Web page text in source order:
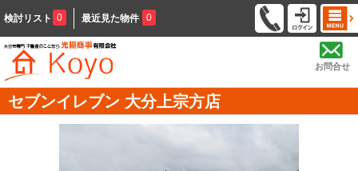
検討リスト 0 最近見た物件 0
お問合せ
セブンイレブン 大分上宗方店